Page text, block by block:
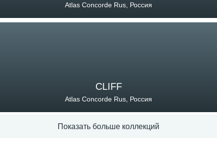
Atlas Concorde Rus, Россия
CLIFF
Atlas Concorde Rus, Россия
Показать больше коллекций